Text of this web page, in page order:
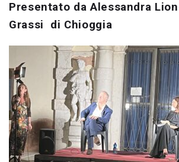
Presentato da Alessandra
Grassi di Chioggia